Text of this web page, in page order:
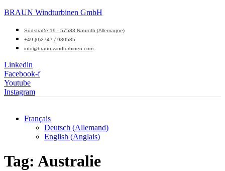
BRAUN Windturbinen GmbH
Südstraße 19 - 57583 Nauroth (Allemagne)
+49 (0)2747 / 930585
info@braun-windturbinen.com
Linkedin
Facebook-f
Youtube
Instagram
Français
Deutsch (Allemand)
English (Anglais)
Tag: Australie